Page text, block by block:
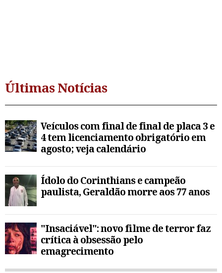
Últimas Notícias
Veículos com final de final de placa 3 e
4 tem licenciamento obrigatório em
agosto; veja calendário
Ídolo do Corinthians e campeão
paulista, Geraldão morre aos 77 anos
"Insaciável": novo filme de terror faz
crítica à obsessão pelo
emagrecimento